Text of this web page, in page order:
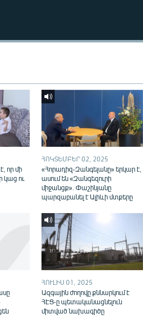
որ մի
կաց ու
ՀՈԿՏԵՄԲԵՐ 02, 2025
«Հորադիզ-Զանգելանը» երկար է,
ասում են «Զանգեզուրի
միջանցք». Փաշինյանը
պարզաբանել է Ալիևի մտքերը
ՀՈՒԼԻՍ 01, 2025
Ազգային ժողովը քննարկում է
ՀԷՑ-ը պետականացնելուն
միտված նախագիծը